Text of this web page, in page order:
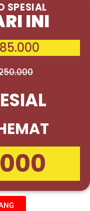
SPESIAL
INI